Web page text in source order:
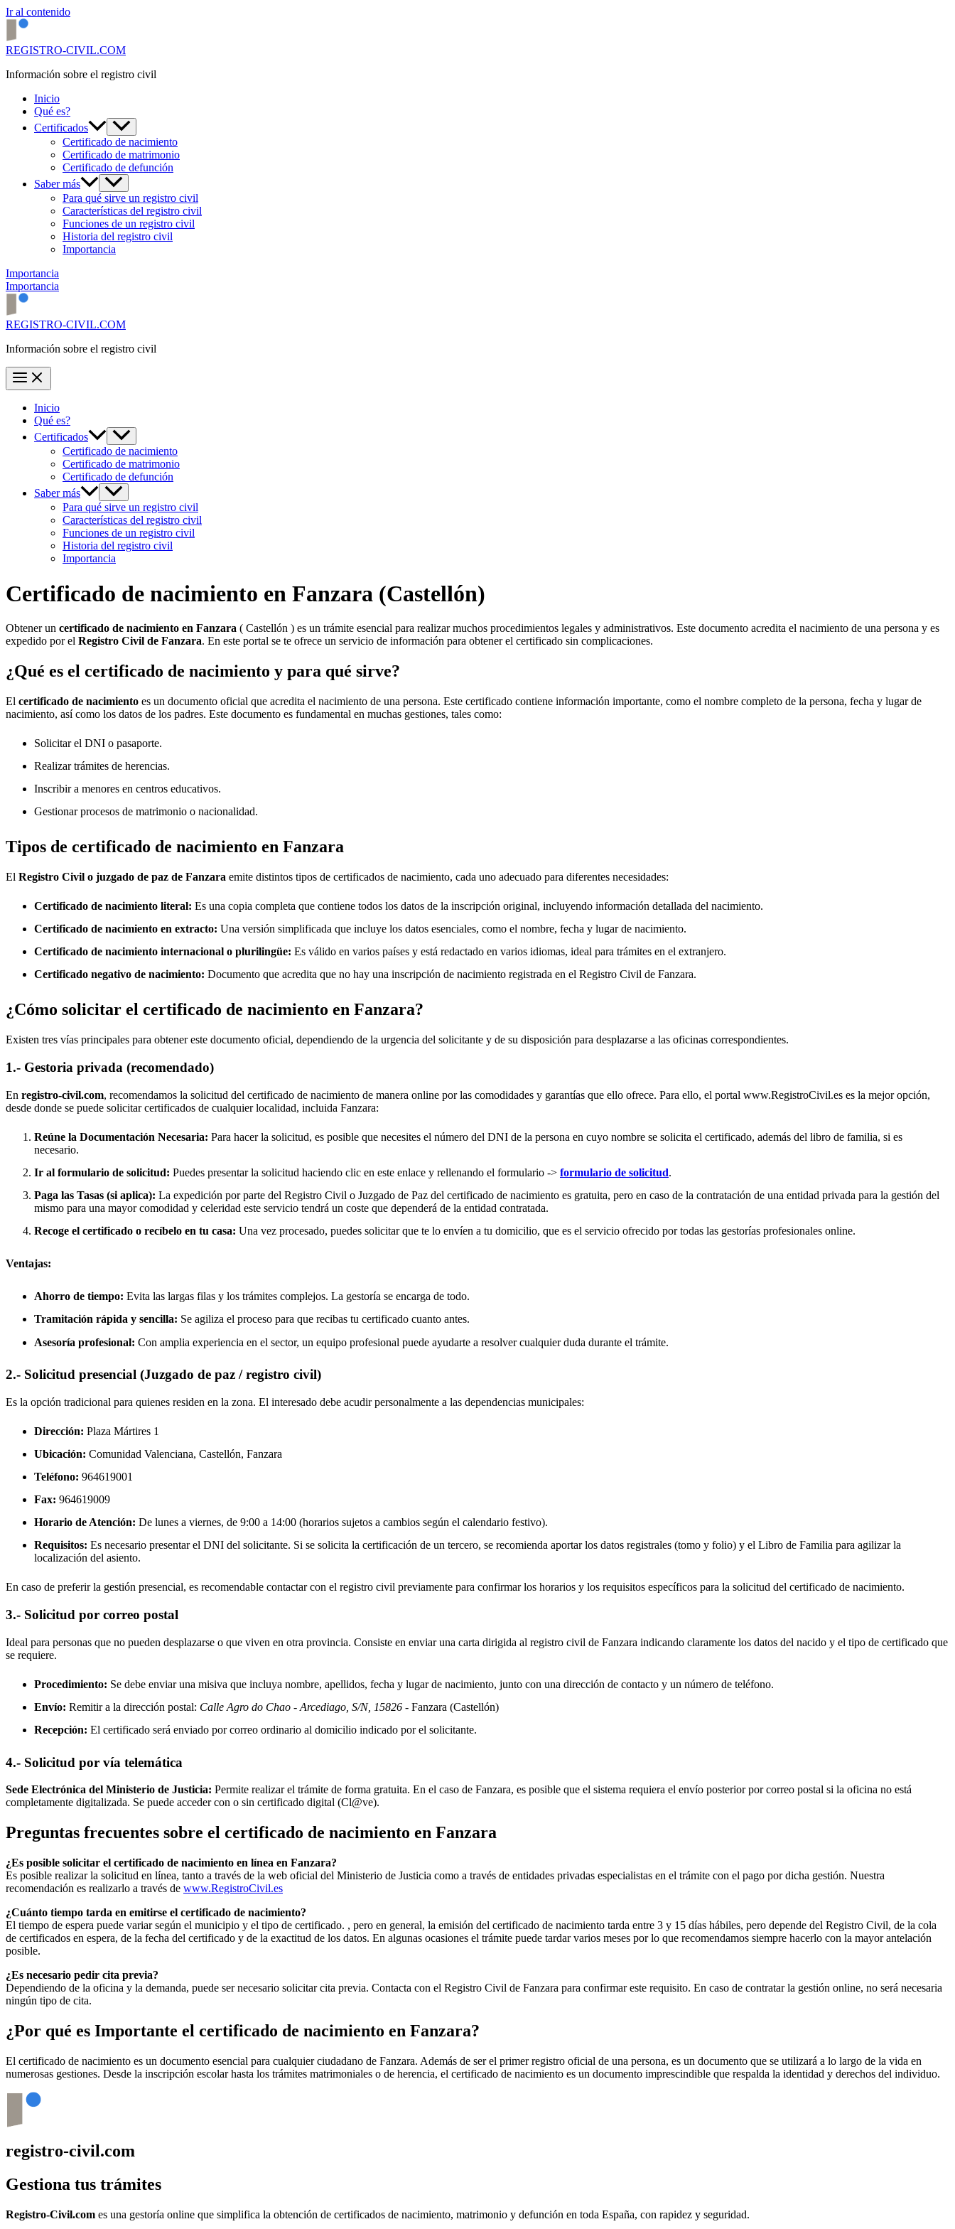
Ir al contenido
REGISTRO-CIVIL.COM
Información sobre el registro civil
Inicio
Qué es?
Certificados
Certificado de nacimiento
Certificado de matrimonio
Certificado de defunción
Saber más
Para qué sirve un registro civil
Características del registro civil
Funciones de un registro civil
Historia del registro civil
Importancia
Importancia
Importancia
REGISTRO-CIVIL.COM
Información sobre el registro civil
Inicio
Qué es?
Certificados
Certificado de nacimiento
Certificado de matrimonio
Certificado de defunción
Saber más
Para qué sirve un registro civil
Características del registro civil
Funciones de un registro civil
Historia del registro civil
Importancia
Certificado de nacimiento en Fanzara (Castellón)
Obtener un certificado de nacimiento en Fanzara ( Castellón ) es un trámite esencial para realizar muchos procedimientos legales y administrativos. Este documento acredita el nacimiento de una persona y es
expedido por el Registro Civil de Fanzara. En este portal se te ofrece un servicio de información para obtener el certificado sin complicaciones.
¿Qué es el certificado de nacimiento y para qué sirve?
El certificado de nacimiento es un documento oficial que acredita el nacimiento de una persona. Este certificado contiene información importante, como el nombre completo de la persona, fecha y lugar de
nacimiento, así como los datos de los padres. Este documento es fundamental en muchas gestiones, tales como:
Solicitar el DNI o pasaporte.
Realizar trámites de herencias.
Inscribir a menores en centros educativos.
Gestionar procesos de matrimonio o nacionalidad.
Tipos de certificado de nacimiento en Fanzara
El Registro Civil o juzgado de paz de Fanzara emite distintos tipos de certificados de nacimiento, cada uno adecuado para diferentes necesidades:
Certificado de nacimiento literal: Es una copia completa que contiene todos los datos de la inscripción original, incluyendo información detallada del nacimiento.
Certificado de nacimiento en extracto: Una versión simplificada que incluye los datos esenciales, como el nombre, fecha y lugar de nacimiento.
Certificado de nacimiento internacional o plurilingüe: Es válido en varios países y está redactado en varios idiomas, ideal para trámites en el extranjero.
Certificado negativo de nacimiento: Documento que acredita que no hay una inscripción de nacimiento registrada en el Registro Civil de Fanzara.
¿Cómo solicitar el certificado de nacimiento en Fanzara?
Existen tres vías principales para obtener este documento oficial, dependiendo de la urgencia del solicitante y de su disposición para desplazarse a las oficinas correspondientes.
1.- Gestoria privada (recomendado)
En registro-civil.com, recomendamos la solicitud del certificado de nacimiento de manera online por las comodidades y garantías que ello ofrece. Para ello, el portal www.RegistroCivil.es es la mejor opción,
desde donde se puede solicitar certificados de cualquier localidad, incluida Fanzara:
Reúne la Documentación Necesaria: Para hacer la solicitud, es posible que necesites el número del DNI de la persona en cuyo nombre se solicita el certificado, además del libro de familia, si es
necesario.
Ir al formulario de solicitud: Puedes presentar la solicitud haciendo clic en este enlace y rellenando el formulario -> formulario de solicitud.
Paga las Tasas (si aplica): La expedición por parte del Registro Civil o Juzgado de Paz del certificado de nacimiento es gratuita, pero en caso de la contratación de una entidad privada para la gestión del
mismo para una mayor comodidad y celeridad este servicio tendrá un coste que dependerá de la entidad contratada.
Recoge el certificado o recíbelo en tu casa: Una vez procesado, puedes solicitar que te lo envíen a tu domicilio, que es el servicio ofrecido por todas las gestorías profesionales online.
Ventajas:
Ahorro de tiempo: Evita las largas filas y los trámites complejos. La gestoría se encarga de todo.
Tramitación rápida y sencilla: Se agiliza el proceso para que recibas tu certificado cuanto antes.
Asesoría profesional: Con amplia experiencia en el sector, un equipo profesional puede ayudarte a resolver cualquier duda durante el trámite.
2.- Solicitud presencial (Juzgado de paz / registro civil)
Es la opción tradicional para quienes residen en la zona. El interesado debe acudir personalmente a las dependencias municipales:
Dirección: Plaza Mártires 1
Ubicación: Comunidad Valenciana, Castellón, Fanzara
Teléfono: 964619001
Fax: 964619009
Horario de Atención: De lunes a viernes, de 9:00 a 14:00 (horarios sujetos a cambios según el calendario festivo).
Requisitos: Es necesario presentar el DNI del solicitante. Si se solicita la certificación de un tercero, se recomienda aportar los datos registrales (tomo y folio) y el Libro de Familia para agilizar la
localización del asiento.
En caso de preferir la gestión presencial, es recomendable contactar con el registro civil previamente para confirmar los horarios y los requisitos específicos para la solicitud del certificado de nacimiento.
3.- Solicitud por correo postal
Ideal para personas que no pueden desplazarse o que viven en otra provincia. Consiste en enviar una carta dirigida al registro civil de Fanzara indicando claramente los datos del nacido y el tipo de certificado que
se requiere.
Procedimiento: Se debe enviar una misiva que incluya nombre, apellidos, fecha y lugar de nacimiento, junto con una dirección de contacto y un número de teléfono.
Envío: Remitir a la dirección postal: Calle Agro do Chao - Arcediago, S/N, 15826 - Fanzara (Castellón)
Recepción: El certificado será enviado por correo ordinario al domicilio indicado por el solicitante.
4.- Solicitud por vía telemática
Sede Electrónica del Ministerio de Justicia: Permite realizar el trámite de forma gratuita. En el caso de Fanzara, es posible que el sistema requiera el envío posterior por correo postal si la oficina no está
completamente digitalizada. Se puede acceder con o sin certificado digital (Cl@ve).
Preguntas frecuentes sobre el certificado de nacimiento en Fanzara
¿Es posible solicitar el certificado de nacimiento en línea en Fanzara?
Es posible realizar la solicitud en línea, tanto a través de la web oficial del Ministerio de Justicia como a través de entidades privadas especialistas en el trámite con el pago por dicha gestión. Nuestra
recomendación es realizarlo a través de www.RegistroCivil.es
¿Cuánto tiempo tarda en emitirse el certificado de nacimiento?
El tiempo de espera puede variar según el municipio y el tipo de certificado. , pero en general, la emisión del certificado de nacimiento tarda entre 3 y 15 días hábiles, pero depende del Registro Civil, de la cola
de certificados en espera, de la fecha del certificado y de la exactitud de los datos. En algunas ocasiones el trámite puede tardar varios meses por lo que recomendamos siempre hacerlo con la mayor antelación
posible.
¿Es necesario pedir cita previa?
Dependiendo de la oficina y la demanda, puede ser necesario solicitar cita previa. Contacta con el Registro Civil de Fanzara para confirmar este requisito. En caso de contratar la gestión online, no será necesaria
ningún tipo de cita.
¿Por qué es Importante el certificado de nacimiento en Fanzara?
El certificado de nacimiento es un documento esencial para cualquier ciudadano de Fanzara. Además de ser el primer registro oficial de una persona, es un documento que se utilizará a lo largo de la vida en
numerosas gestiones. Desde la inscripción escolar hasta los trámites matrimoniales o de herencia, el certificado de nacimiento es un documento imprescindible que respalda la identidad y derechos del individuo.
registro-civil.com
Gestiona tus trámites
Registro-Civil.com es una gestoría online que simplifica la obtención de certificados de nacimiento, matrimonio y defunción en toda España, con rapidez y seguridad.